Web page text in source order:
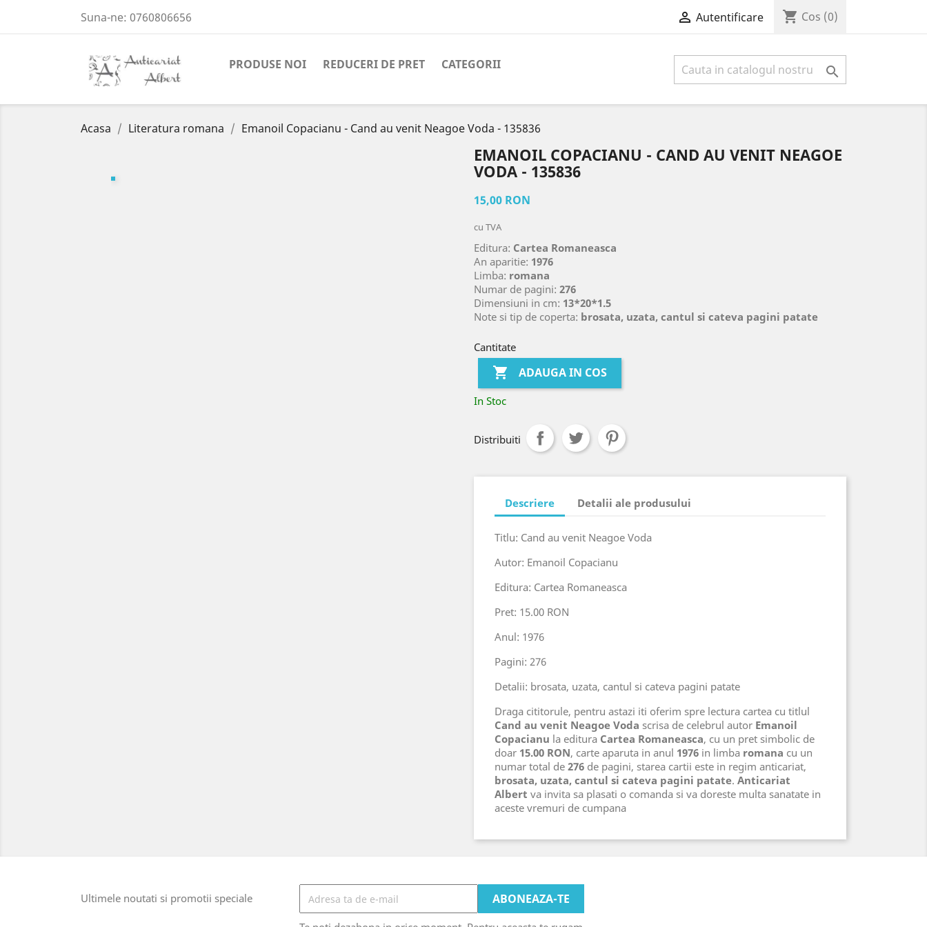
Suna-ne: 0760806656  Autentificare shopping_cart Cos (0)
PRODUSE NOI REDUCERI DE PRET CATEGORII 
Acasa Literatura romana Emanoil Copacianu - Cand au venit Neagoe Voda - 135836
EMANOIL COPACIANU - CAND AU VENIT NEAGOE
VODA - 135836
15,00 RON
cu TVA
Editura: Cartea Romaneasca
An aparitie: 1976
Limba: romana
Numar de pagini: 276
Dimensiuni in cm: 13*20*1.5
Note si tip de coperta: brosata, uzata, cantul si cateva pagini patate
Cantitate
 ADAUGA IN COS
In Stoc
Distribuiti
Descriere Detalii ale produsului
Titlu: Cand au venit Neagoe Voda
Autor: Emanoil Copacianu
Editura: Cartea Romaneasca
Pret: 15.00 RON
Anul: 1976
Pagini: 276
Detalii: brosata, uzata, cantul si cateva pagini patate
Draga cititorule, pentru astazi iti oferim spre lectura cartea cu titlul
Cand au venit Neagoe Voda scrisa de celebrul autor Emanoil
Copacianu la editura Cartea Romaneasca, cu un pret simbolic de
doar 15.00 RON, carte aparuta in anul 1976 in limba romana cu un
numar total de 276 de pagini, starea cartii este in regim anticariat,
brosata, uzata, cantul si cateva pagini patate. Anticariat
Albert va invita sa plasati o comanda si va doreste multa sanatate in
aceste vremuri de cumpana
Ultimele noutati si promotii speciale